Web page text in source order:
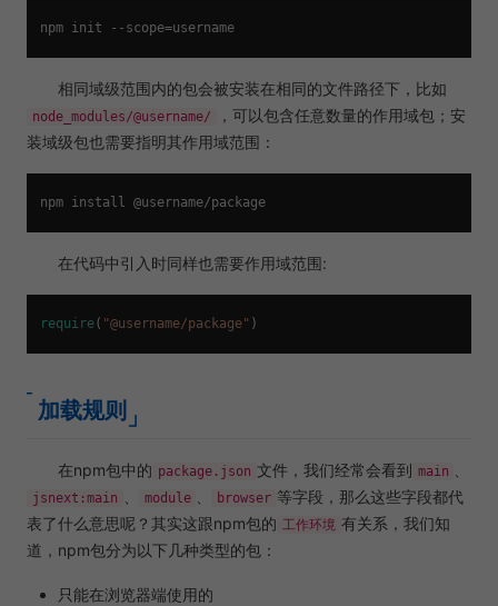
相同域级范围内的包会被安装在相同的文件路径下，比如
node_modules/@username/
，可以包含任意数量的作用域包；安
装域级包也需要指明其作用域范围：
在代码中引入时同样也需要作用域范围:
require( "@username/package"
加载规则
在npm包中的 package.json 文件，我们经常会看到 main
jsnext:main module browser 等字段，那么这些字段都代
表了什么意思呢？其实这跟npm包的 工作环境 有关系，我们知
道，npm包分为以下几种类型的包：
只能在浏览器端使用的